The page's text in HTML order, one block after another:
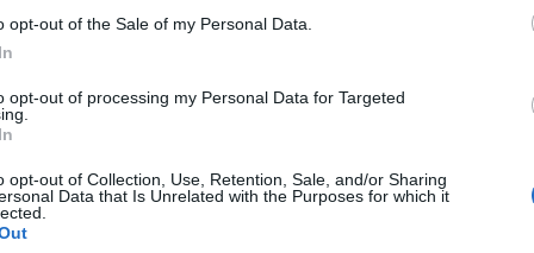
opt-out of the Sale of my Personal Data.
opt-out of processing my Personal Data for Targeted
opt-out of Collection, Use, Retention, Sale, and/or Sharing
Data that Is Unrelated with the Purposes for which it
et la qualité du produit.
les plus étudiés
la curcumine, est largement documenté pour
montrent son intérêt dans l’arthrose, les
les